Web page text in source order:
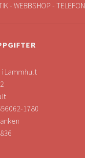
- WEBBSHOP - TELEFON
i Lammhult
1780